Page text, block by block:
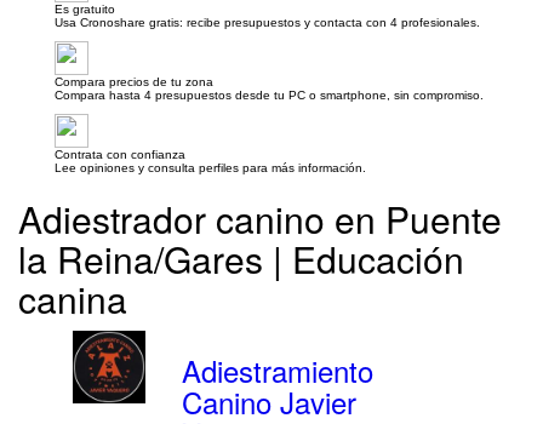
Es gratuito
Usa Cronoshare gratis: recibe presupuestos y contacta con 4 profesionales.
Compara precios de tu zona
Compara hasta 4 presupuestos desde tu PC o smartphone, sin compromiso.
Contrata con confianza
Lee opiniones y consulta perfiles para más información.
Adiestrador canino en Puente
la Reina/Gares | Educación
canina
Adiestramiento
Canino Javier